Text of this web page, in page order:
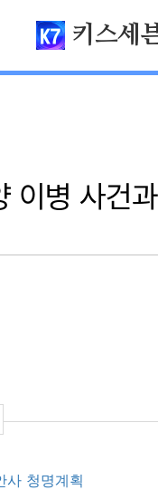
키스세
병 사건
사 청명계획